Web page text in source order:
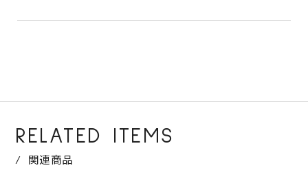
RELATED ITEMS
関連商品